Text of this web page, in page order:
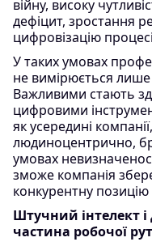
війну, високу
дефіцит, зростання
цифровізацію
У таких умовах
не вимірюється
Важливими стають
цифровими
як усередині
людиноцентрично,
умовах
зможе компанія
конкурентну
Штучний інтелект
частина робочої